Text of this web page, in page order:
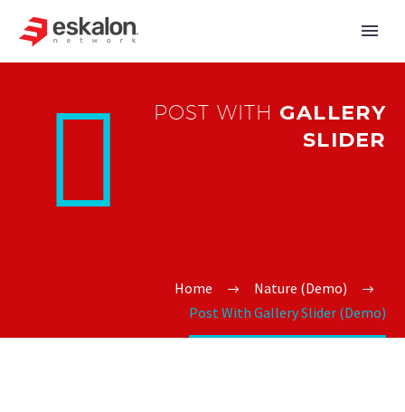

 POST WITH GALLERY
SLIDER
Home
Nature (Demo)
Post With Gallery Slider (Demo)